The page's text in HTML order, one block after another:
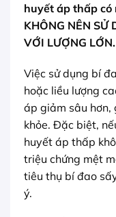
huyết áp thấp có
KHÔNG NÊN SỬ
VỚI LƯỢNG LỚN.
Việc sử dụng bí
hoặc liều lượng
áp giảm sâu hơn,
khỏe. Đặc biệt,
huyết áp thấp
triệu chứng mệt
tiêu thụ bí đao
ý.